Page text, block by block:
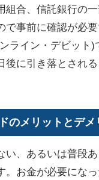
組合、信託銀行の
で事前に確認が必
ライン・デビット
後に引き落とされ
のメリットとデメ
、あるいは普段
。お金が必要にな